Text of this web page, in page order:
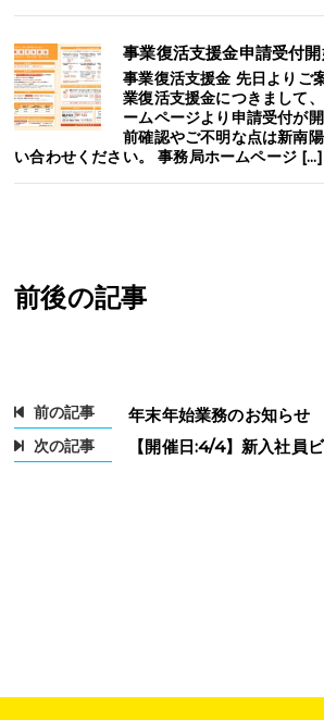
事業復活支援金申請受付
事業復活支援金 先日よりご
業復活支援金につきまして
ームページより申請受付が
前確認やご不明な点は新南
い合わせください。 事務局ホームページ […]
前後の記事
前の記事 年末年始業務のお知らせ
次の記事 【開催日:4/4】新入社員